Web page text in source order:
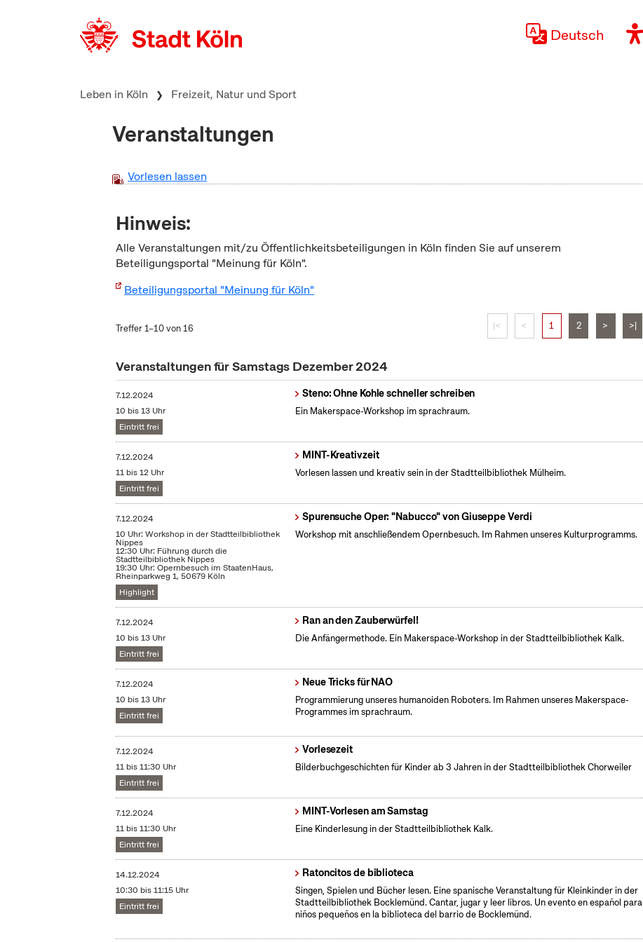
Deutsch
Leben in Köln Freizeit, Natur und Sport
Veranstaltungen
Vorlesen lassen
Hinweis:
Alle Veranstaltungen mit/zu Öffentlichkeitsbeteiligungen in Köln finden Sie auf unserem
Beteiligungsportal "Meinung für Köln".
Beteiligungsportal "Meinung für Köln"
Treffer 1–10 von 16 |< < 1 2 > >|
Veranstaltungen für Samstags Dezember 2024
7.12.2024
10 bis 13 Uhr
Eintritt frei
Steno: Ohne Kohle schneller schreiben
Ein Makerspace-Workshop im sprachraum.
7.12.2024
11 bis 12 Uhr
Eintritt frei
MINT-Kreativzeit
Vorlesen lassen und kreativ sein in der Stadtteilbibliothek Mülheim.
7.12.2024
10 Uhr: Workshop in der Stadtteilbibliothek
Nippes
12:30 Uhr: Führung durch die
Stadtteilbibliothek Nippes
19:30 Uhr: Opernbesuch im StaatenHaus,
Rheinparkweg 1, 50679 Köln
Highlight
Spurensuche Oper: "Nabucco" von Giuseppe Verdi
Workshop mit anschließendem Opernbesuch. Im Rahmen unseres Kulturprogramms.
7.12.2024
10 bis 13 Uhr
Eintritt frei
Ran an den Zauberwürfel!
Die Anfängermethode. Ein Makerspace-Workshop in der Stadtteilbibliothek Kalk.
7.12.2024
10 bis 13 Uhr
Eintritt frei
Neue Tricks für NAO
Programmierung unseres humanoiden Roboters. Im Rahmen unseres Makerspace-
Programmes im sprachraum.
7.12.2024
11 bis 11:30 Uhr
Eintritt frei
Vorlesezeit
Bilderbuchgeschichten für Kinder ab 3 Jahren in der Stadtteilbibliothek Chorweiler
7.12.2024
11 bis 11:30 Uhr
Eintritt frei
MINT-Vorlesen am Samstag
Eine Kinderlesung in der Stadtteilbibliothek Kalk.
14.12.2024
10:30 bis 11:15 Uhr
Eintritt frei
Ratoncitos de biblioteca
Singen, Spielen und Bücher lesen. Eine spanische Veranstaltung für Kleinkinder in der
Stadtteilbibliothek Bocklemünd. Cantar, jugar y leer libros. Un evento en español para
niños pequeños en la biblioteca del barrio de Bocklemünd.